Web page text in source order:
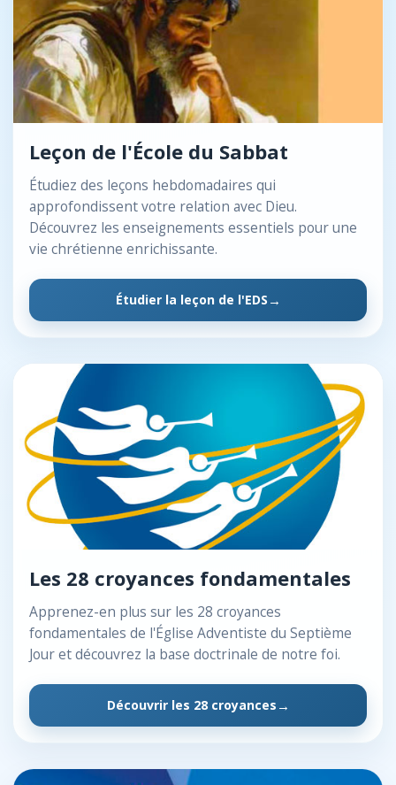
Leçon de l'École du Sabbat
Étudiez des leçons hebdomadaires qui
approfondissent votre relation avec Dieu.
Découvrez les enseignements essentiels pour une
vie chrétienne enrichissante.
Étudier la leçon de l'EDS
Les 28 croyances fondamentales
Apprenez-en plus sur les 28 croyances
fondamentales de l'Église Adventiste du Septième
Jour et découvrez la base doctrinale de notre foi.
Découvrir les 28 croyances